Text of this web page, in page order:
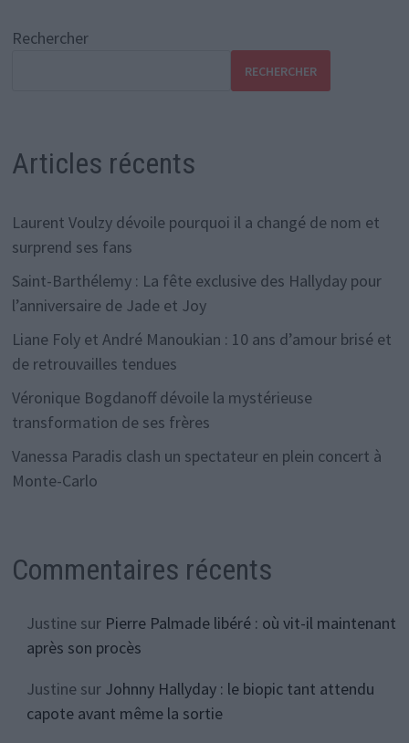
Rechercher
RECHERCHER
Articles récents
Laurent Voulzy dévoile pourquoi il a changé de nom et
surprend ses fans
Saint-Barthélemy : La fête exclusive des Hallyday pour
l’anniversaire de Jade et Joy
Liane Foly et André Manoukian : 10 ans d’amour brisé et
de retrouvailles tendues
Véronique Bogdanoff dévoile la mystérieuse
transformation de ses frères
Vanessa Paradis clash un spectateur en plein concert à
Monte-Carlo
Commentaires récents
Justinesur Pierre Palmade libéré : où vit-il maintenant
après son procès
Justinesur Johnny Hallyday : le biopic tant attendu
capote avant même la sortie